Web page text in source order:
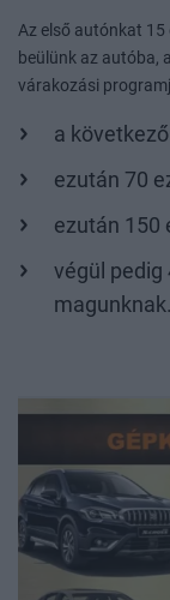
Az első autónkat 15
beülünk az autóba,
várakozási
a
ezután 70
ezután 150
végül pedig
magunknak.